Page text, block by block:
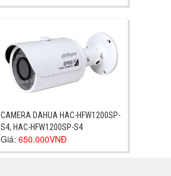
CAMERA DAHUA HAC-HFW1200SP-
S4, HAC-HFW1200SP-S4
Giá: 650.000VNĐ